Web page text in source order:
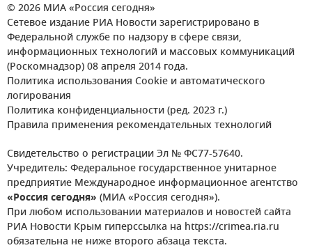
© 2026 МИА «Россия сегодня»
Сетевое издание РИА Новости зарегистрировано в
Федеральной службе по надзору в сфере связи,
информационных технологий и массовых коммуникаций
(Роскомнадзор) 08 апреля 2014 года.
Политика использования Cookie и автоматического
логирования
Политика конфиденциальности (ред. 2023 г.)
Правила применения рекомендательных технологий
Свидетельство о регистрации Эл № ФС77-57640.
Учредитель: Федеральное государственное унитарное
предприятие Международное информационное агентство
«Россия сегодня» (МИА «Россия сегодня»).
При любом использовании материалов и новостей сайта
РИА Новости Крым гиперссылка на https://crimea.ria.ru
обязательна не ниже второго абзаца текста.